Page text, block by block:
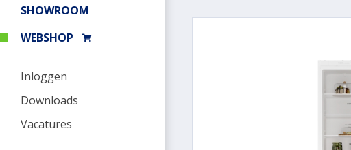
SHOWROOM
WEBSHOP
Inloggen
Downloads
Vacatures